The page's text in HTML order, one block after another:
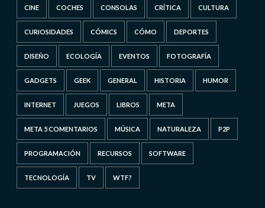
CINE COCHES CONSOLAS CRÍTICA CULTURA
CURIOSIDADES CÓMICS CÓMO DEPORTES
DISEÑO ECOLOGÍA EVENTOS FOTOGRAFÍA
GADGETS GEEK GENERAL HISTORIA HUMOR
INTERNET JUEGOS LIBROS META
META 5 COMENTARIOS MÚSICA NATURALEZA P2P
PROGRAMACIÓN RECURSOS SOFTWARE
TECNOLOGÍA TV WTF?